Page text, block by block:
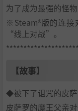
为了成为最强的怪
※Steam®版的连接
“线上对战”。
【故事】
◆被下了诅咒的皮
皮萨罗的魔王父亲